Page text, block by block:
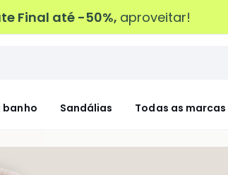
Final até -50%, aproveitar!
banho Sandálias Todas as marcas